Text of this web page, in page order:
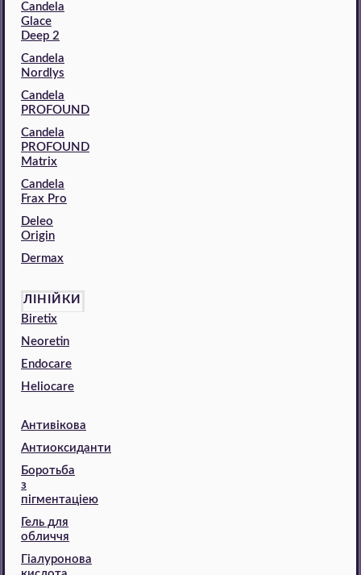
Candela
Glace
Deep 2
Candela
Nordlys
Candela
PROFOUND
Candela
PROFOUND
Matrix
Candela
Frax Pro
Deleo
Origin
Dermax
ЛІНІЙКИ
Biretix
Neoretin
Endocare
Heliocare
Антивікова
Антиоксиданти
Боротьба
з
пігментаціею
Гель для
обличчя
Гіалуронова